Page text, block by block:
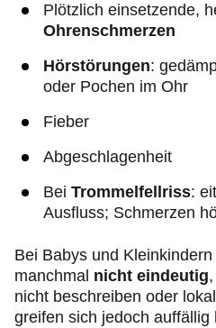
Plötzlich einsetzende,
Ohrenschmerzen
Hörstörungen:
oder Pochen im Ohr
Fieber
Abgeschlagenheit
Bei Trommelfellriss:
Ausfluss; Schmerzen
Bei Babys und
manchmal nicht eindeutig
nicht beschreiben oder
greifen sich jedoch auffällig